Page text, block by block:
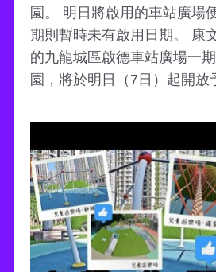
園。 明日將啟用的車站廣場
期則暫時未有啟用日期。 康
的九龍城區啟德車站廣場一
園，將於明日（7日）起開放